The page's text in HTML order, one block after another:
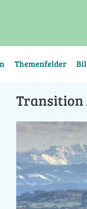
Themenfelder
Transition